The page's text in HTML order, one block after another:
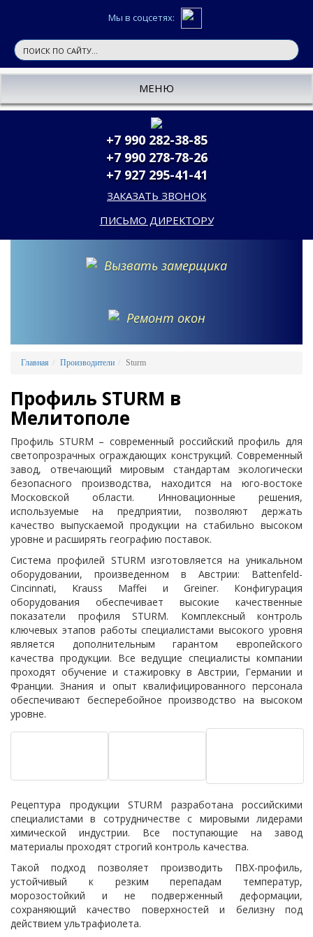
Мы в соцсетях:
МЕНЮ
+7 990 282-38-85
+7 990 278-78-26
+7 927 295-41-41
ЗАКАЗАТЬ ЗВОНОК
ПИСЬМО ДИРЕКТОРУ
Вызвать замерщика
Ремонт окон
Главная Производители Sturm
Профиль STURM в
Мелитополе
Профиль STURM – современный российский профиль для
светопрозрачных ограждающих конструкций. Современный
завод, отвечающий мировым стандартам экологически
безопасного производства, находится на юго-востоке
Московской области. Инновационные решения,
используемые на предприятии, позволяют держать
качество выпускаемой продукции на стабильно высоком
уровне и расширять географию поставок.
Система профилей STURM изготовляется на уникальном
оборудовании, произведенном в Австрии: Battenfeld-
Cincinnati, Krauss Maffei и Greiner. Конфигурация
оборудования обеспечивает высокие качественные
показатели профиля STURM. Комплексный контроль
ключевых этапов работы специалистами высокого уровня
является дополнительным гарантом европейского
качества продукции. Все ведущие специалисты компании
проходят обучение и стажировку в Австрии, Германии и
Франции. Знания и опыт квалифицированного персонала
обеспечивают бесперебойное производство на высоком
уровне.
Рецептура продукции STURM разработана российскими
специалистами в сотрудничестве с мировыми лидерами
химической индустрии. Все поступающие на завод
материалы проходят строгий контроль качества.
Такой подход позволяет производить ПВХ-профиль,
устойчивый к резким перепадам температур,
морозостойкий и не подверженный деформации,
сохраняющий качество поверхностей и белизну под
действием ультрафиолета.